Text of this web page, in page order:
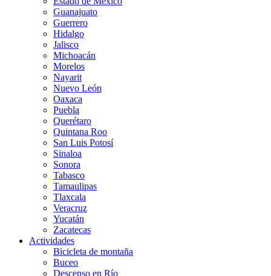
Guanajuato
Guerrero
Hidalgo
Jalisco
Michoacán
Morelos
Nayarit
Nuevo León
Oaxaca
Puebla
Querétaro
Quintana Roo
San Luis Potosí
Sinaloa
Sonora
Tabasco
Tamaulipas
Tlaxcala
Veracruz
Yucatán
Zacatecas
Actividades
Bicicleta de montaña
Buceo
Descenso en Río